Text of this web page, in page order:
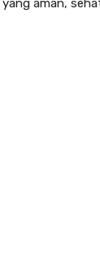
aman,